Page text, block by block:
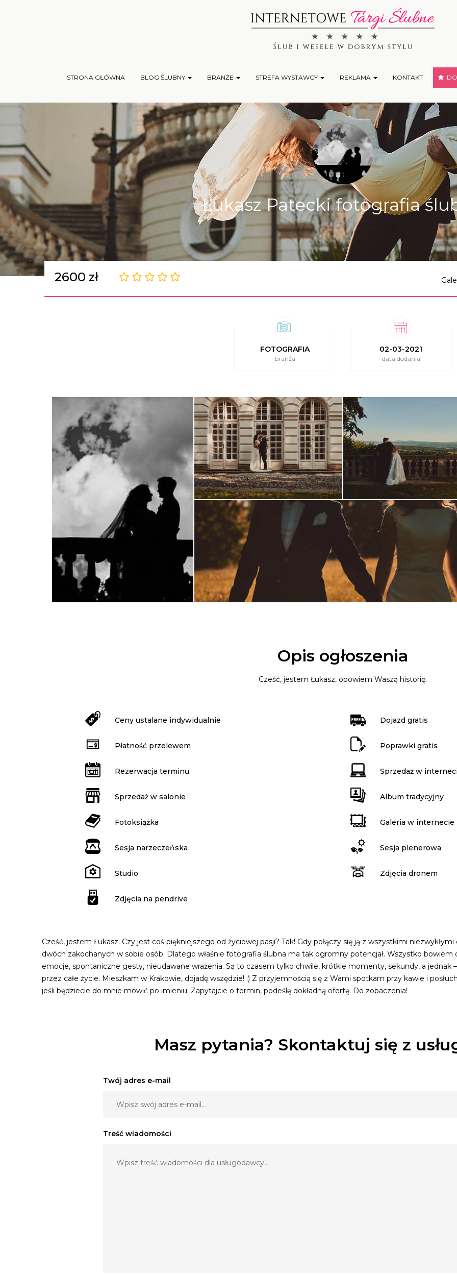
STRONA GŁÓWNA BLOG ŚLUBNY BRANŻE STREFA WYSTAWCY REKLAMA KONTAKT
Łukasz Patecki fotografia
2600 zł
FOTOGRAFIA
branża
02-03-2021
data dodania
Opis ogłoszenia
Cześć, jestem Łukasz, opowiem Waszą historię.
Ceny ustalane indywidualnie Dojazd gratis
Płatność przelewem Poprawki gratis
Rezerwacja terminu Sprzedaż w
Sprzedaż w salonie Album tradycyjny
Fotoksiążka Galeria w internecie
Sesja narzeczeńska Sesja plenerowa
Studio Zdjęcia dronem
Zdjęcia na pendrive
Cześć, jestem Łukasz. Czy jest coś piękniejszego od życiowej pasji? Tak! Gdy połączy się ją z wszystkimi
dwóch zakochanych w sobie osób. Dlatego właśnie fotografia ślubna ma tak ogromny potencjał. Wszystko bowiem
emocje, spontaniczne gesty, nieudawane wrażenia. Są to czasem tylko chwile, krótkie momenty, sekundy, a jednak
przez całe życie. Mieszkam w Krakowie, dojadę wszędzie! :) Z przyjemnością się z Wami spotkam przy kawie i
jeśli będziecie do mnie mówić po imieniu. Zapytajcie o termin, podeślę dokładną ofertę. Do zobaczenia!
Masz pytania? Skontaktuj się z
Twój adres e-mail
Treść wiadomości